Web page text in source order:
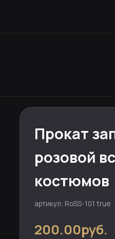
Прокат
розовой
костюмов
артикул: RoSS-101 true
200.00руб.